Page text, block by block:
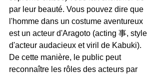
par leur beauté. Vous pouvez dire que
l'homme dans un costume aventureux
est un acteur d'Aragoto (acting 事, style
d'acteur audacieux et viril de Kabuki).
De cette manière, le public peut
reconnaître les rôles des acteurs par